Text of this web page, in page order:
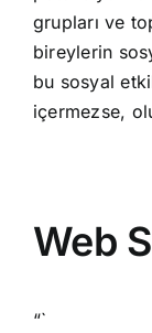
grupları ve
bireylerin
bu sosyal
içermezse,
Web
“`